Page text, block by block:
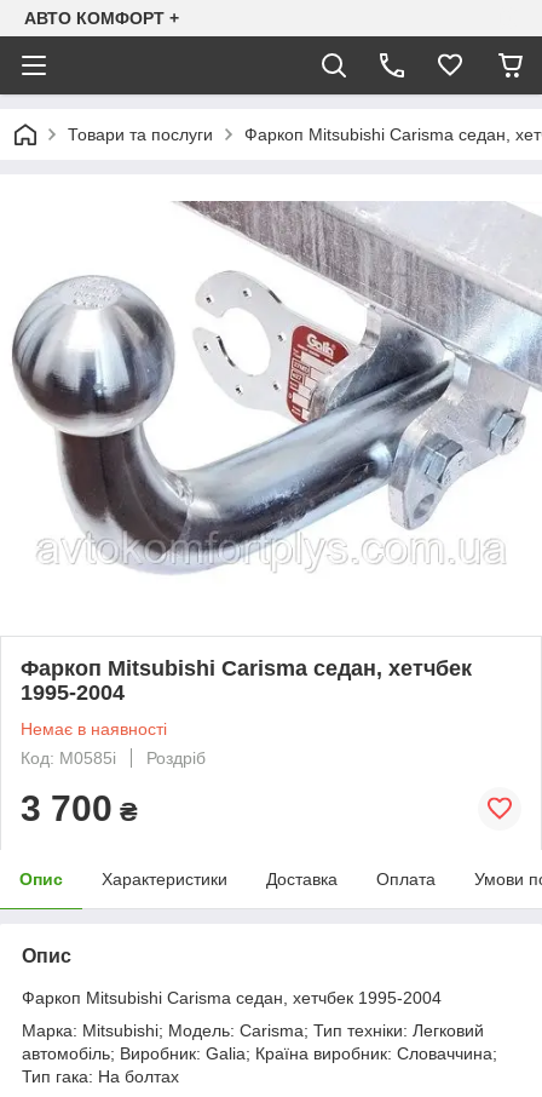
АВТО КОМФОРТ +
Товари та послуги Фаркоп Mitsubishi Carisma седан,
Фаркоп Mitsubishi Carisma седан, хетчбек
1995-2004
Немає в наявності
Код: M0585i
Роздріб
3 700 ₴
Опис Характеристики Доставка Оплата Умови
Опис
Фаркоп Mitsubishi Carisma седан, хетчбек 1995-2004
Марка: Mitsubishi; Модель: Carisma; Тип техніки: Легковий
автомобіль; Виробник: Galia; Країна виробник: Словаччина;
Тип гака: На болтах